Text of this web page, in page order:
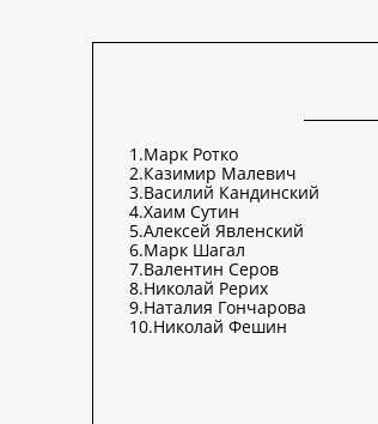
1.Марк Ротко
2.Казимир Малевич
3.Василий Кандинский
4.Хаим Сутин
5.Алексей Явленский
6.Марк Шагал
7.Валентин Серов
8.Николай Рерих
9.Наталия Гончарова
10.Николай Фешин